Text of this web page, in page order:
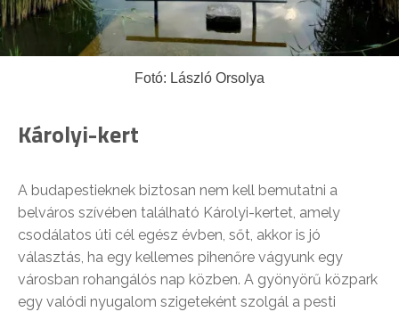
Fotó: László Orsolya
Károlyi-kert
A budapestieknek biztosan nem kell bemutatni a
belváros szívében található Károlyi-kertet, amely
csodálatos úti cél egész évben, sőt, akkor is jó
választás, ha egy kellemes pihenőre vágyunk egy
városban rohangálós nap közben. A gyönyörű közpark
egy valódi nyugalom szigeteként szolgál a pesti